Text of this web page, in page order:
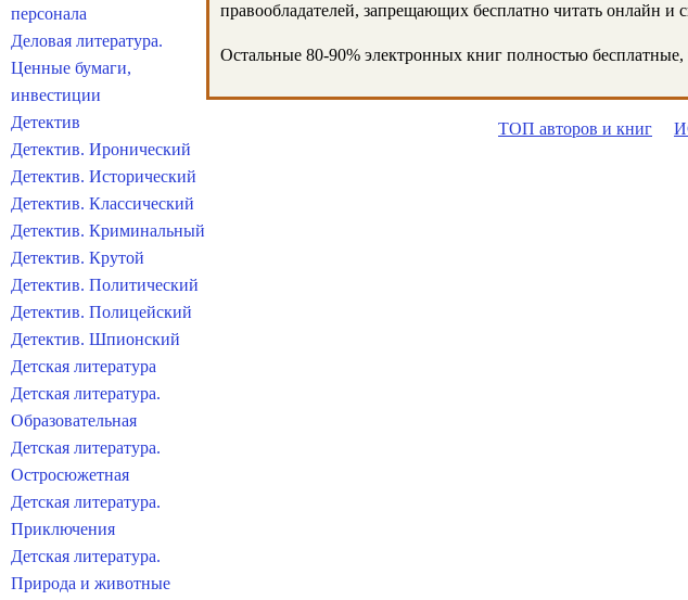
правообладателей, запрещающих бесплатно читать онлайн и
Остальные 80-90% электронных книг полностью
ТОП авторов и книг
персонала
Деловая литература.
Ценные бумаги,
инвестиции
Детектив
Детектив. Иронический
Детектив. Исторический
Детектив. Классический
Детектив. Криминальный
Детектив. Крутой
Детектив. Политический
Детектив. Полицейский
Детектив. Шпионский
Детская литература
Детская литература.
Образовательная
Детская литература.
Остросюжетная
Детская литература.
Приключения
Детская литература.
Природа и животные